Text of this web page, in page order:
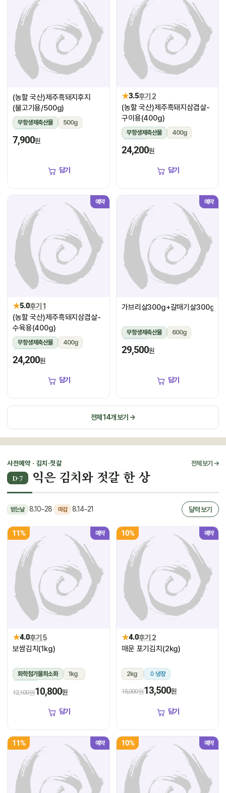
(농할 국산)제주흑돼지후지
(불고기용/500g)
무항생제축산물
500g
냉장
7,900원
담기
★3.5후기 2
(농할 국산)제주흑돼지삼겹살-
구이용(400g)
무항생제축산물
400g
냉장
24,200원
담기
예약
★5.0후기 1
(농할 국산)제주흑돼지삼겹살-
수육용(400g)
무항생제축산물
400g
냉장
24,200원
담기
예약
가브리살300g+갈매기살300g
무항생제축산물
600g
냉장
29,500원
담기
전체 14개 보기 →
사전예약 · 김치·젓갈 전체 보기 →
D-7 익은 김치와 젓갈 한 상
받는날 8.10~28· 마감 8.14~21 달력 보기
11% 예약
★4.0후기 5
보쌈김치(1kg)
화학첨가물최소화
1kg
12,100원10,800원
담기
10% 예약
★4.0후기 2
매운 포기김치(2kg)
2kg 냉장
15,000원13,500원
담기
11% 예약 10% 예약